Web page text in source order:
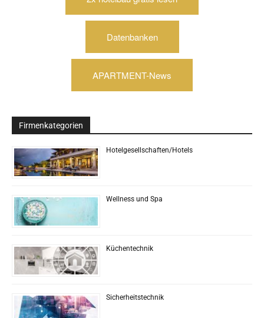
Datenbanken
APARTMENT-News
Firmenkategorien
Hotelgesellschaften/Hotels
Wellness und Spa
Küchentechnik
Sicherheitstechnik